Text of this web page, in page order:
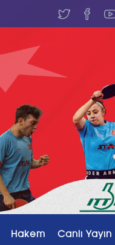
Hakem Canlı Yayın